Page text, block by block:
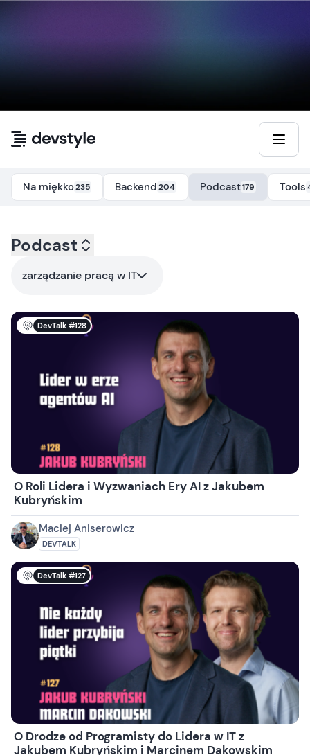
Na miękko235 Backend204 Podcast179 Tools
Kategoria:podcast
Podcast
zarządzanie pracą w IT
DevTalk #128
O Roli Lidera i Wyzwaniach Ery AI z Jakubem
Kubryńskim
Maciej Aniserowicz
DEVTALK
DevTalk #127
O Drodze od Programisty do Lidera w IT z
Jakubem Kubryńskim i Marcinem Dakowskim